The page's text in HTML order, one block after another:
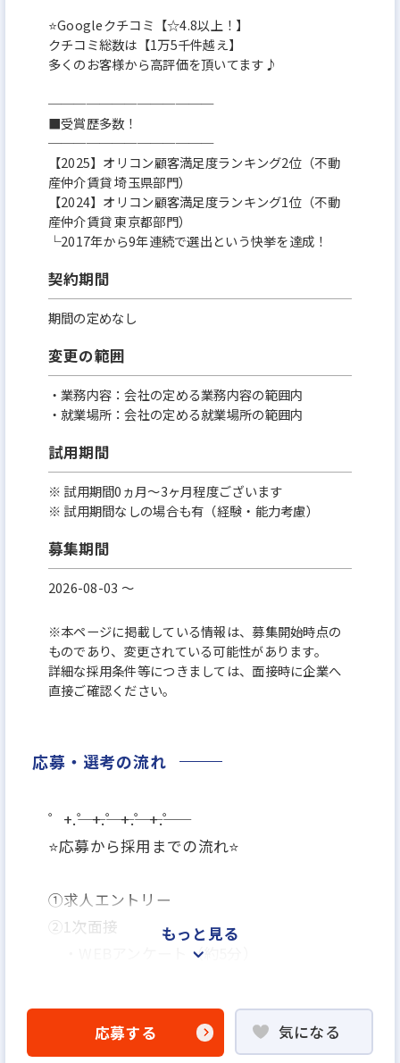
⭐Googleクチコミ【☆4.8以上！】
クチコミ総数は【1万5千件越え】
多くのお客様から高評価を頂いてます♪
─────────────
■受賞歴多数！
─────────────
【2025】オリコン顧客満足度ランキング2位（不動
産仲介賃貸 埼玉県部門）
【2024】オリコン顧客満足度ランキング1位（不動
産仲介賃貸 東京都部門）
└2017年から9年連続で選出という快挙を達成！
契約期間
期間の定めなし
変更の範囲
・業務内容：会社の定める業務内容の範囲内
・就業場所：会社の定める就業場所の範囲内
試用期間
※ 試用期間0ヵ月～3ヶ月程度ございます
※ 試用期間なしの場合も有（経験・能力考慮）
募集期間
2026-08-03 〜
※本ページに掲載している情報は、募集開始時点の
ものであり、変更されている可能性があります。
詳細な採用条件等につきましては、面接時に企業へ
直接ご確認ください。
応募・選考の流れ
゜+.――゜+.――゜+.――゜+.――゜
⭐応募から採用までの流れ⭐
①求人エントリー
②1次面接
・WEBアンケート（約5分）
※スマホ・PCから、24時間いつでも面接
もっと見る
応募する 気になる